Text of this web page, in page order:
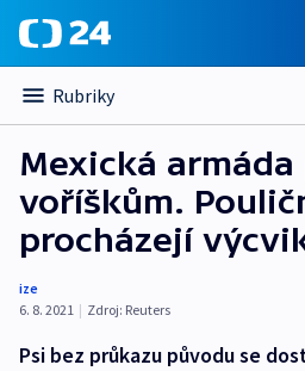
Rubriky
Mexická armáda
voříškům.
procházejí
ize
6. 8. 2021 | Zdroj: Reuters
Psi bez průkazu původu se